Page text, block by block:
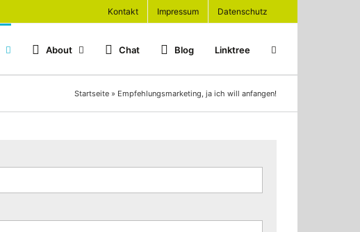
Kontakt Impressum Datenschutz
About Chat Blog Linktree
Startseite » Empfehlungsmarketing, ja ich will anfangen!